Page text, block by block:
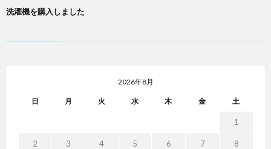
洗濯機を購入しました
2026年8月
日 月 火 水 木 金 土
1
2 3 4 5 6 7 8